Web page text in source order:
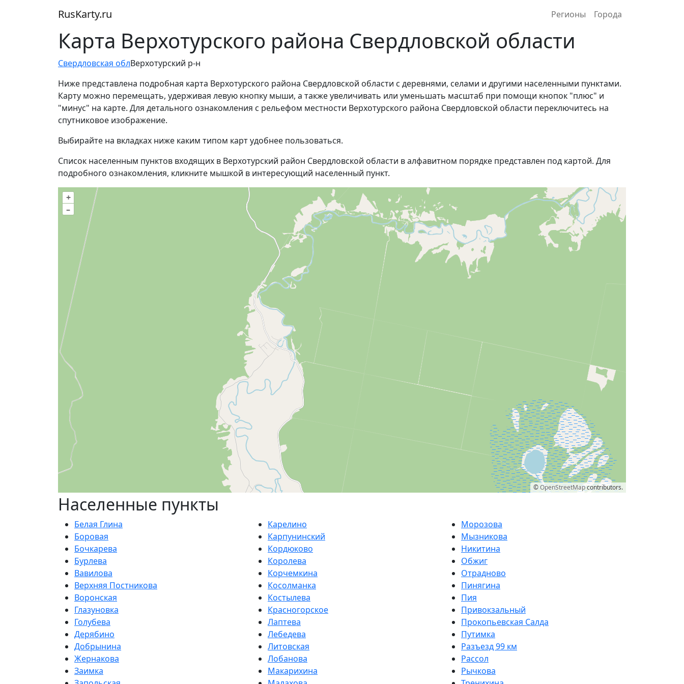
RusKarty.ru Регионы Города
Карта Верхотурского района Свердловской области
Свердловская облВерхотурский р-н
Ниже представлена подробная карта Верхотурского района Свердловской области с деревнями, селами и другими населенными пунктами.
Карту можно перемещать, удерживая левую кнопку мыши, а также увеличивать или уменьшать масштаб при помощи кнопок "плюс" и
"минус" на карте. Для детального ознакомления с рельефом местности Верхотурского района Свердловской области переключитесь на
спутниковое изображение.
Выбирайте на вкладках ниже каким типом карт удобнее пользоваться.
Список населенным пунктов входящих в Верхотурский район Свердловской области в алфавитном порядке представлен под картой. Для
подробного ознакомления, кликните мышкой в интересующий населенный пункт.
+
–
©OpenStreetMapcontributors.
Населенные пункты
Белая Глина
Боровая
Бочкарева
Бурлева
Вавилова
Верхняя Постникова
Воронская
Глазуновка
Голубева
Дерябино
Добрынина
Жернакова
Заимка
Карелино
Карпунинский
Кордюково
Королева
Корчемкина
Косолманка
Костылева
Красногорское
Лаптева
Лебедева
Литовская
Лобанова
Макарихина
Морозова
Мызникова
Никитина
Обжиг
Отрадново
Пинягина
Пия
Привокзальный
Прокопьевская Салда
Путимка
Разъезд 99 км
Рассол
Рычкова